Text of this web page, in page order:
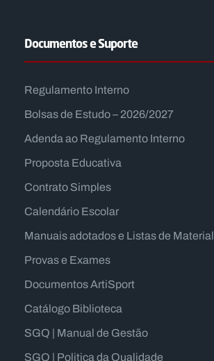
Documentos e Suporte
Regulamento Interno
Bolsas de Estudo – 2026/2027
Adenda ao Regulamento Interno
Proposta Educativa
Contrato Simples
Calendário Escolar
Manuais adotados e Listas de Material
Provas e Exames
Documentos ArtiSport
Catálogo Biblioteca
SGQ | Manual de Gestão
SGQ | Politica da Qualidade